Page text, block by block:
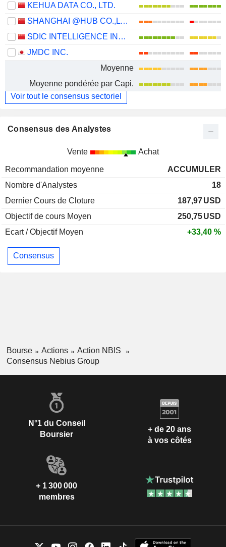
KEHUA DATA CO., LTD.
SHANGHAI @HUB CO.,LTD.
SDIC INTELLIGENCE INFORMATION TECHNOLOGY CO., LTD.
JMDC INC.
Moyenne
Moyenne pondérée par Capi.
Voir tout le consensus sectoriel
Consensus des Analystes
Vente Achat
Recommandation moyenne
ACCUMULER
Nombre d'Analystes
18
Dernier Cours de Cloture
187,97USD
Objectif de cours Moyen
250,75USD
Ecart / Objectif Moyen
+33,40 %
Consensus
Bourse Actions
Action NBIS
Consensus Nebius Group
N°1 du Conseil
Boursier
+ de 20 ans
à vos côtés
+ 1 300 000
membres